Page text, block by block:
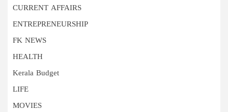
CURRENT AFFAIRS
ENTREPRENEURSHIP
FK NEWS
HEALTH
Kerala Budget
LIFE
MOVIES